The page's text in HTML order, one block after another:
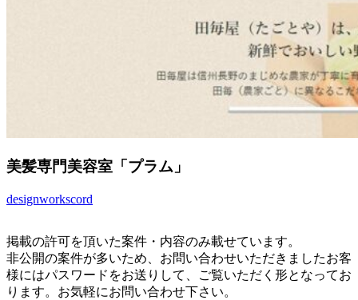
美髪専門美容室「プラム」
designworkscord
掲載の許可を頂いた案件・内容のみ載せています。
非公開の案件が多いため、お問い合わせいただきましたお客
様にはパスワードをお送りして、ご覧いただく形となってお
ります。お気軽にお問い合わせ下さい。